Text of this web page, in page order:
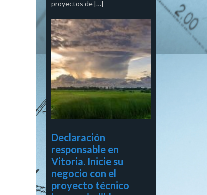
proyectos de […]
Declaración
responsable en
Vitoria. Inicie su
negocio con el
proyecto técnico